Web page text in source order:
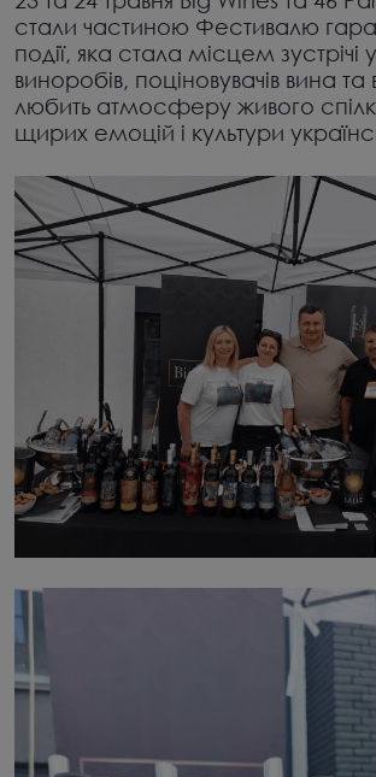
стали частиною Фестивалю
події, яка стала місцем зустрічі
виноробів, поціновувачів вина та
любить атмосферу живого
щирих емоцій і культури